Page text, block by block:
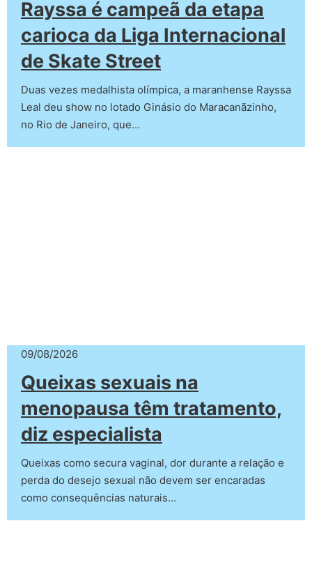
Rayssa é campeã da etapa
carioca da Liga Internacional
de Skate Street
Duas vezes medalhista olímpica, a maranhense Rayssa
Leal deu show no lotado Ginásio do Maracanãzinho,
no Rio de Janeiro, que…
09/08/2026
Queixas sexuais na
menopausa têm tratamento,
diz especialista
Queixas como secura vaginal, dor durante a relação e
perda do desejo sexual não devem ser encaradas
como consequências naturais…